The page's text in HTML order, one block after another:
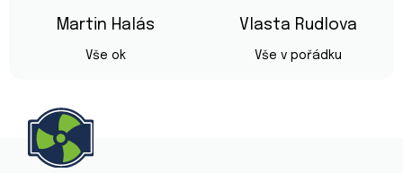
hvězdiček.
Martin Halás
Vše ok
Vlasta Rudlova
Vše v pořádku